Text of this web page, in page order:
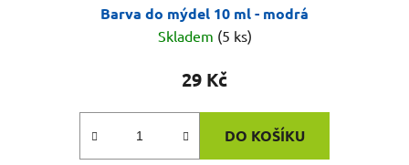
Barva do mýdel 10 ml - modrá
Skladem (5 ks)
29 Kč
DO KOŠÍKU